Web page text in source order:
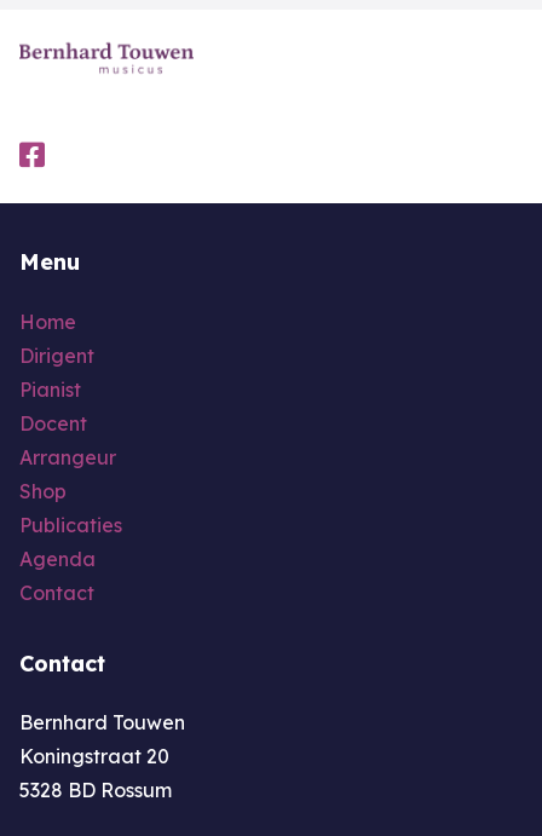
Menu
Home
Dirigent
Pianist
Docent
Arrangeur
Shop
Publicaties
Agenda
Contact
Contact
Bernhard Touwen
Koningstraat 20
5328 BD Rossum